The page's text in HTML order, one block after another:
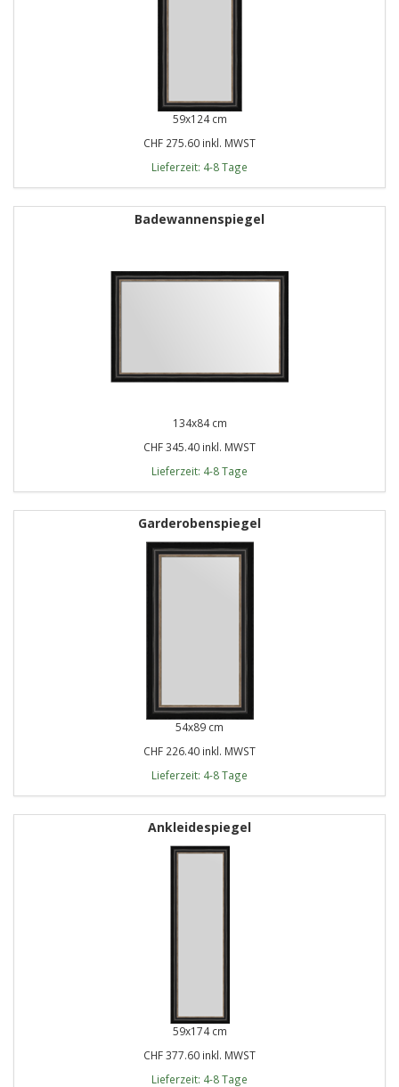
59x124 cm
CHF 275.60 inkl. MWST
Lieferzeit: 4-8 Tage
Badewannenspiegel
134x84 cm
CHF 345.40 inkl. MWST
Lieferzeit: 4-8 Tage
Garderobenspiegel
54x89 cm
CHF 226.40 inkl. MWST
Lieferzeit: 4-8 Tage
Ankleidespiegel
59x174 cm
CHF 377.60 inkl. MWST
Lieferzeit: 4-8 Tage